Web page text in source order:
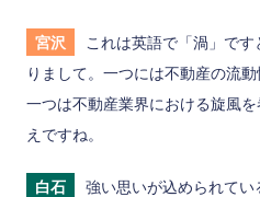
宮沢
これは英語で「渦」で
りまして。一つには不動産の流
一つは不動産業界における旋風
えですね。
白石
強い思いが込められてい